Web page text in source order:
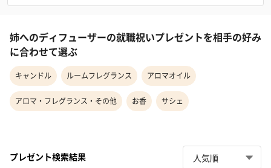
姉へのディフューザーの就職祝いプレゼントを相手の好み
に合わせて選ぶ
キャンドル ルームフレグランス アロマオイル
アロマ・フレグランス・その他 お香 サシェ
プレゼント検索結果